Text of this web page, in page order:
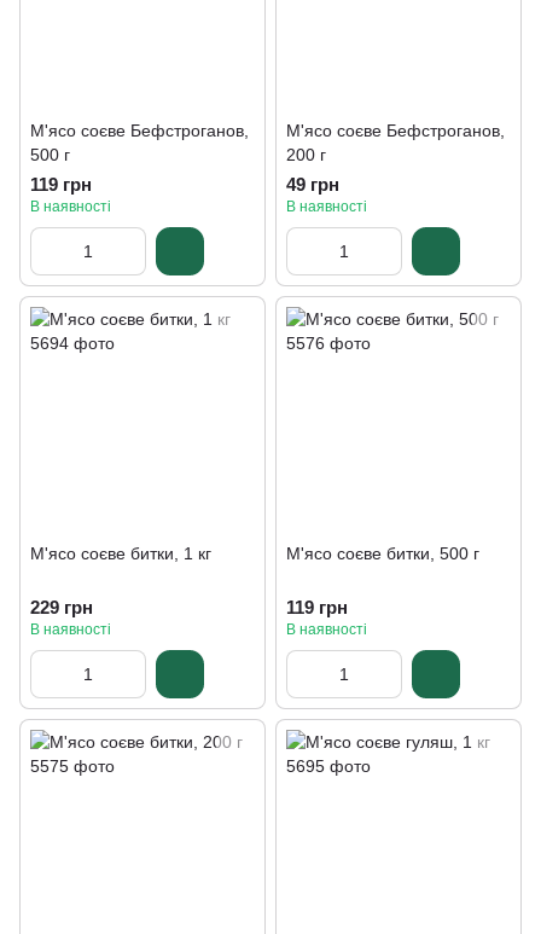
М'ясо соєве Бефстроганов,
500 г
119 грн
В наявності
М'ясо соєве Бефстроганов,
200 г
49 грн
В наявності
М'ясо соєве битки, 1 кг
229 грн
В наявності
М'ясо соєве битки, 500 г
119 грн
В наявності